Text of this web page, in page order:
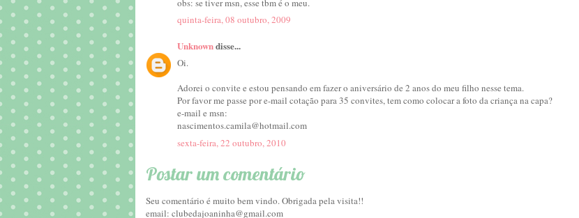
quinta-feira, 08 outubro, 2009
Unknowndisse...
Oi.
Adorei o convite e estou pensando em fazer o aniversário de 2 anos do meu filho nesse tema.
Por favor me passe por e-mail cotação para 35 convites, tem como colocar a foto da criança na capa?
e-mail e msn:
nascimentos.camila@hotmail.com
sexta-feira, 22 outubro, 2010
Postar um comentário
Seu comentário é muito bem vindo. Obrigada pela visita!!
email: clubedajoaninha@gmail.com